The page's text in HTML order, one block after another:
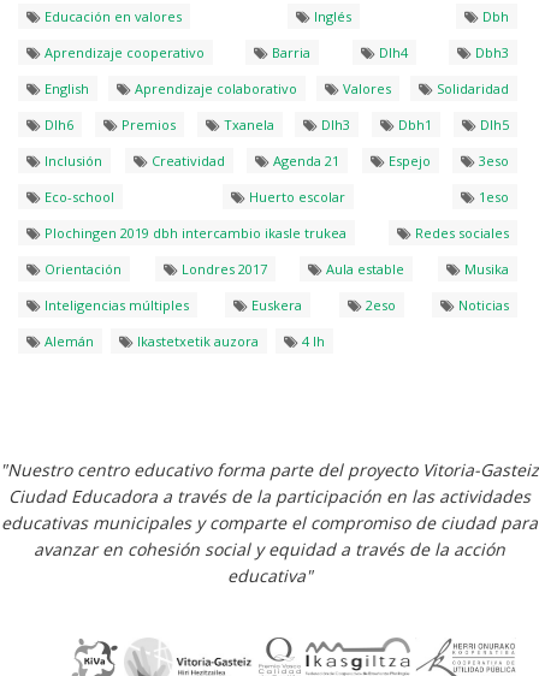
Educación en valores
Inglés
Dbh
Aprendizaje cooperativo
Barria Dlh4
Dbh3
English
Aprendizaje colaborativo Valores
Solidaridad
Dlh6
Premios Txanela Dlh3 Dbh1
Dlh5
Inclusión
Creatividad Agenda 21 Espejo
3eso
Eco-school
Huerto escolar
1eso
Plochingen 2019 dbh intercambio ikasle trukea
Redes sociales
Orientación
Londres 2017 Aula estable
Musika
Inteligencias múltiples
Euskera 2eso
Noticias
Alemán
Ikastetxetik auzora 4 lh
"Nuestro centro educativo forma parte del proyecto Vitoria-Gasteiz
Ciudad Educadora a través de la participación en las actividades
educativas municipales y comparte el compromiso de ciudad para
avanzar en cohesión social y equidad a través de la acción
educativa"